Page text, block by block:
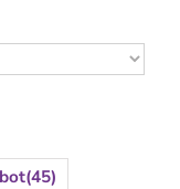
(45)